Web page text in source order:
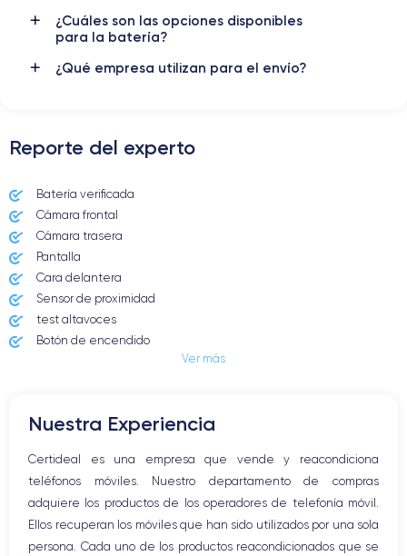
Para más detalles,consulta la ficha técnica completa del iPhone
12 Mini
¿Cuáles son las opciones disponibles
para la batería?
¿Qué empresa utilizan para el envío?
Reporte del experto
Batería verificada
Cámara frontal
Cámara trasera
Pantalla
Cara delantera
Sensor de proximidad
test altavoces
Botón de encendido
Altavoz
Botón Inicio
Bluetooth
WiFi
Red móvil
Vibración
Ver más
Nuestra Experiencia
Certideal es una empresa que vende y reacondiciona
teléfonos móviles. Nuestro departamento de compras
adquiere los productos de los operadores de telefonía móvil.
Ellos recuperan los móviles que han sido utilizados por una sola
persona. Cada uno de los productos reacondicionados que se